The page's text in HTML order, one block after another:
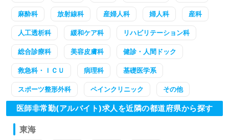
麻酔科 放射線科 産婦人科 婦人科 産科
人工透析科 緩和ケア科 リハビリテーション科
総合診療科 美容皮膚科 健診・人間ドック
救急科・ＩＣＵ 病理科 基礎医学系
スポーツ整形外科 ペインクリニック その他
医師非常勤(アルバイト)求人を近隣の都道府県から探す
東海